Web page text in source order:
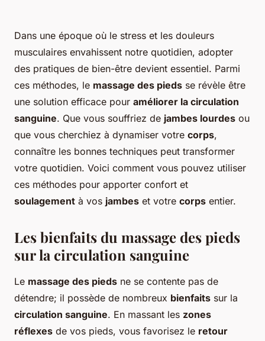
Dans une époque où le stress et les douleurs
musculaires envahissent notre quotidien, adopter
des pratiques de bien-être devient essentiel. Parmi
ces méthodes, le massage des pieds se révèle être
une solution efficace pour améliorer la circulation
sanguine. Que vous souffriez de jambes lourdes ou
que vous cherchiez à dynamiser votre corps,
connaître les bonnes techniques peut transformer
votre quotidien. Voici comment vous pouvez utiliser
ces méthodes pour apporter confort et
soulagement à vos jambes et votre corps entier.
Les bienfaits du massage des pieds
sur la circulation sanguine
Le massage des pieds ne se contente pas de
détendre; il possède de nombreux bienfaits sur la
circulation sanguine. En massant les zones
réflexes de vos pieds, vous favorisez le retour